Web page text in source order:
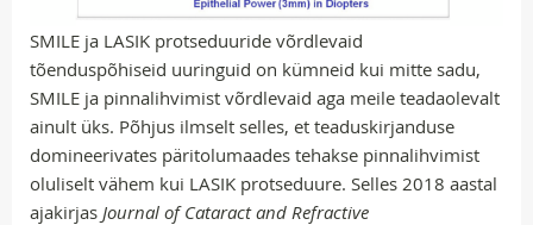
SMILE ja LASIK protseduuride võrdlevaid
tõenduspõhiseid uuringuid on kümneid kui mitte sadu,
SMILE ja pinnalihvimist võrdlevaid aga meile teadaolevalt
ainult üks. Põhjus ilmselt selles, et teaduskirjanduse
domineerivates päritolumaades tehakse pinnalihvimist
oluliselt vähem kui LASIK protseduure. Selles 2018 aastal
ajakirjas Journal of Cataract and Refractive